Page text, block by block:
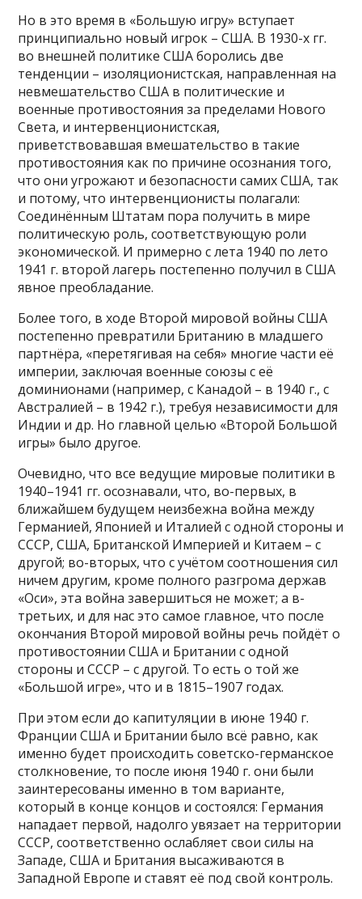
Но в это время в «Большую игру» вступает
принципиально новый игрок – США. В 1930-х гг.
во внешней политике США боролись две
тенденции – изоляционистская, направленная на
невмешательство США в политические и
военные противостояния за пределами Нового
Света, и интервенционистская,
приветствовавшая вмешательство в такие
противостояния как по причине осознания того,
что они угрожают и безопасности самих США, так
и потому, что интервенционисты полагали:
Соединённым Штатам пора получить в мире
политическую роль, соответствующую роли
экономической. И примерно с лета 1940 по лето
1941 г. второй лагерь постепенно получил в США
явное преобладание.
Более того, в ходе Второй мировой войны США
постепенно превратили Британию в младшего
партнёра, «перетягивая на себя» многие части её
империи, заключая военные союзы с её
доминионами (например, с Канадой – в 1940 г., с
Австралией – в 1942 г.), требуя независимости для
Индии и др. Но главной целью «Второй Большой
игры» было другое.
Очевидно, что все ведущие мировые политики в
1940–1941 гг. осознавали, что, во-первых, в
ближайшем будущем неизбежна война между
Германией, Японией и Италией с одной стороны и
СССР, США, Британской Империей и Китаем – с
другой; во-вторых, что с учётом соотношения сил
ничем другим, кроме полного разгрома держав
«Оси», эта война завершиться не может; а в-
третьих, и для нас это самое главное, что после
окончания Второй мировой войны речь пойдёт о
противостоянии США и Британии с одной
стороны и СССР – с другой. То есть о той же
«Большой игре», что и в 1815–1907 годах.
При этом если до капитуляции в июне 1940 г.
Франции США и Британии было всё равно, как
именно будет происходить советско-германское
столкновение, то после июня 1940 г. они были
заинтересованы именно в том варианте,
который в конце концов и состоялся: Германия
нападает первой, надолго увязает на территории
СССР, соответственно ослабляет свои силы на
Западе, США и Британия высаживаются в
Западной Европе и ставят её под свой контроль.